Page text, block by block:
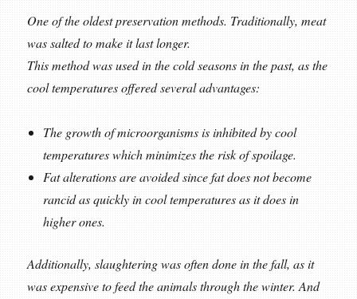
One of the oldest preservation methods. Traditionally, meat
was salted to make it last longer.
This method was used in the cold seasons in the past, as the
cool temperatures offered several advantages:
The growth of microorganisms is inhibited by cool
temperatures which minimizes the risk of spoilage.
Fat alterations are avoided since fat does not become
rancid as quickly in cool temperatures as it does in
higher ones.
Additionally, slaughtering was often done in the fall, as it
was expensive to feed the animals through the winter. And